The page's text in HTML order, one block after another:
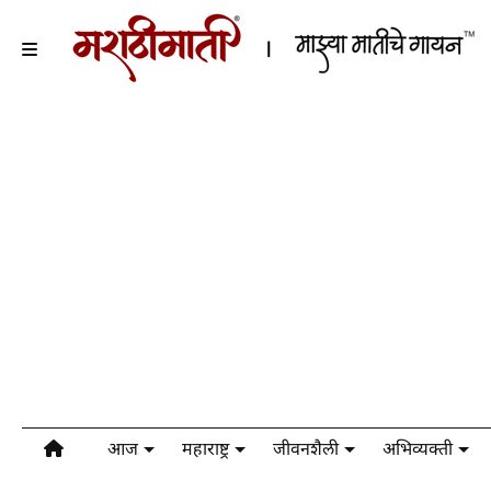
आज महाराष्ट्र जीवनशैली अभिव्यक्ती